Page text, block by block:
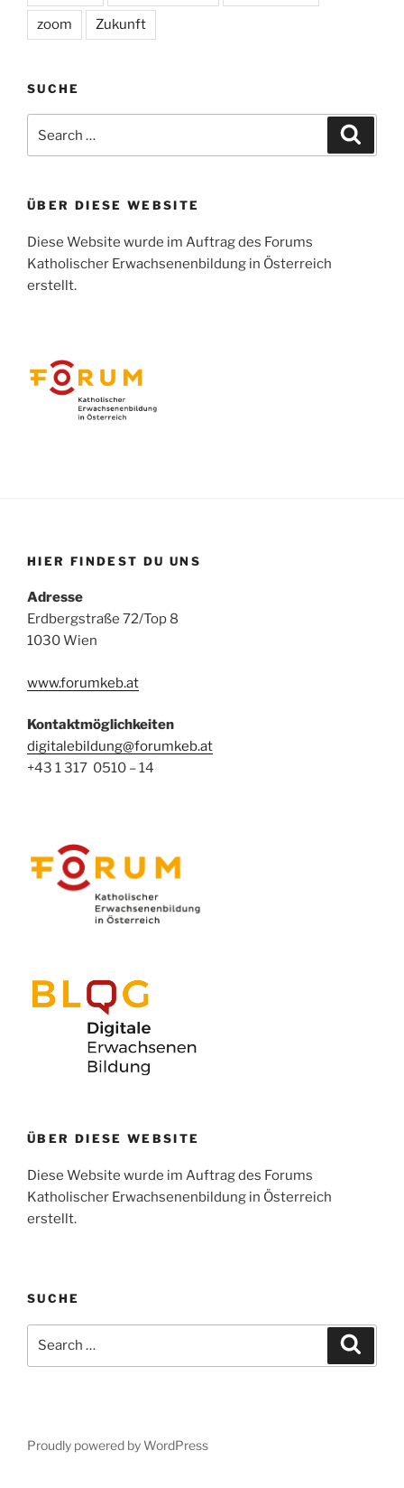
zoom Zukunft
SUCHE
ÜBER DIESE WEBSITE
Diese Website wurde im Auftrag des Forums
Katholischer Erwachsenenbildung in Österreich
erstellt.
HIER FINDEST DU UNS
Adresse
Erdbergstraße 72/Top 8
1030 Wien
www.forumkeb.at
Kontaktmöglichkeiten
digitalebildung@forumkeb.at
+43 1 317 0510 – 14
ÜBER DIESE WEBSITE
Diese Website wurde im Auftrag des Forums
Katholischer Erwachsenenbildung in Österreich
erstellt.
SUCHE
Proudly powered by WordPress